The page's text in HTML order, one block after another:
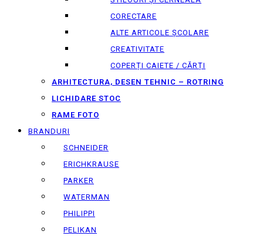
CORECTARE
ALTE ARTICOLE ȘCOLARE
CREATIVITATE
COPERȚI CAIETE / CĂRȚI
ARHITECTURA, DESEN TEHNIC – ROTRING
LICHIDARE STOC
RAME FOTO
BRANDURI
SCHNEIDER
ERICHKRAUSE
PARKER
WATERMAN
PHILIPPI
PELIKAN